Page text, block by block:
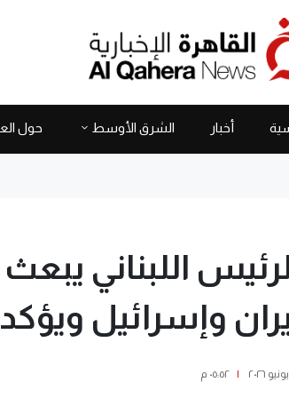
أخبار الشرق الأوسط حول
اللبناني
وإسرائيل
| ٠٥:٥٢ م